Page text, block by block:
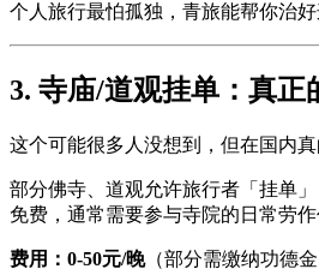
个人旅行最怕孤独，青旅能帮你治好
3. 寺庙/道观挂单：真正
这个可能很多人没想到，但在国内真
部分佛寺、道观允许旅行者「挂单
免费，通常需要参与寺院的日常劳作
费用：0-50元/晚（部分需缴纳功德金